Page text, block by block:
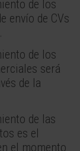
de los
envío de CVs
de los
será
de la
de las
es el
el momento